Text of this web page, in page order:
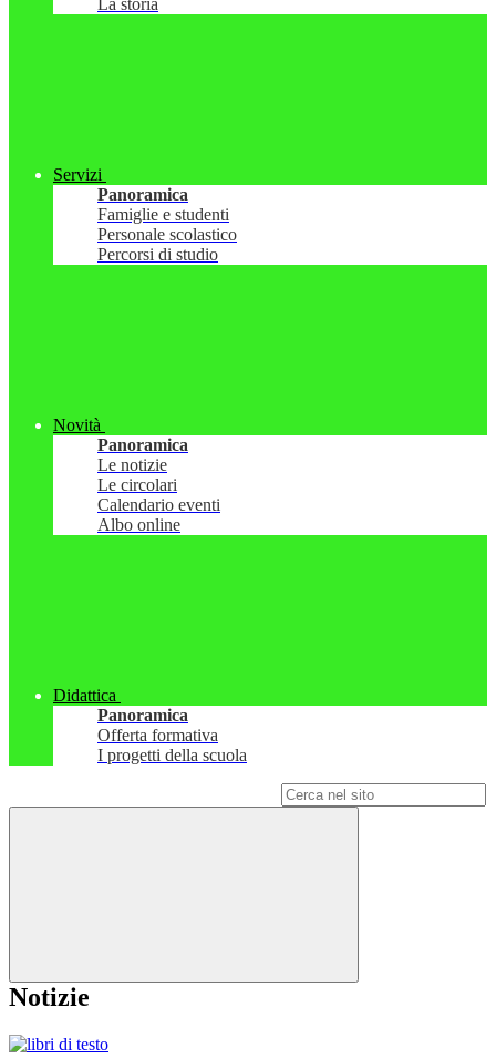
La storia
Servizi
Panoramica
Famiglie e studenti
Personale scolastico
Percorsi di studio
Novità
Panoramica
Le notizie
Le circolari
Calendario eventi
Albo online
Didattica
Panoramica
Offerta formativa
I progetti della scuola
Notizie